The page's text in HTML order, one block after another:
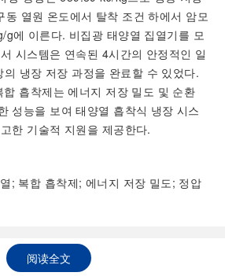
열원 온도에서 탈착 조건 하에서 암모
g에 이른다. 비집광 태양열 집열기를 모
시스템은 연속된 4시간의 안정적인 일
냉장 저장 과정을 완료할 수 있었다.
흡착제는 에너지 저장 밀도 및 순환
성능을 보여 태양열 흡착식 냉장 시스
한 기술적 지원을 제공한다.
; 복합 흡착제; 에너지 저장 밀도; 정압
阅读全文